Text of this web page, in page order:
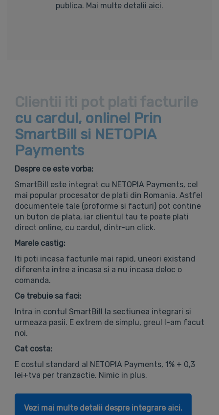
publica. Mai multe detalii aici.
Clientii iti pot plati facturile
cu cardul, online! Prin
SmartBill si NETOPIA
Payments
Despre ce este vorba:
SmartBill este integrat cu NETOPIA Payments, cel
mai popular procesator de plati din Romania. Astfel
documentele tale (proforme si facturi) pot contine
un buton de plata, iar clientul tau te poate plati
direct online, cu cardul, dintr-un click.
Marele castig:
Iti poti incasa facturile mai rapid, uneori existand
diferenta intre a incasa si a nu incasa deloc o
comanda.
Ce trebuie sa faci:
Intra in contul SmartBill la sectiunea integrari si
urmeaza pasii. E extrem de simplu, greul l-am facut
noi.
Cat costa:
E costul standard al NETOPIA Payments, 1% + 0,3
lei+tva per tranzactie. Nimic in plus.
Vezi mai multe detalii despre integrare aici.